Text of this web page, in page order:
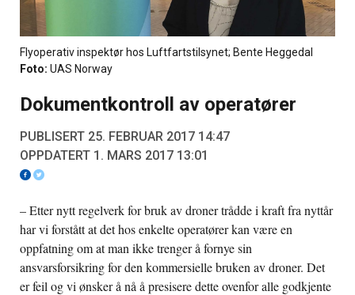
Flyoperativ inspektør hos Luftfartstilsynet; Bente Heggedal
Foto: UAS Norway
Dokumentkontroll av operatører
PUBLISERT 25. FEBRUAR 2017 14:47
OPPDATERT 1. MARS 2017 13:01
– Etter nytt regelverk for bruk av droner trådde i kraft fra nyttår
har vi forstått at det hos enkelte operatører kan være en
oppfatning om at man ikke trenger å fornye sin
ansvarsforsikring for den kommersielle bruken av droner. Det
er feil og vi ønsker å nå å presisere dette ovenfor alle godkjente